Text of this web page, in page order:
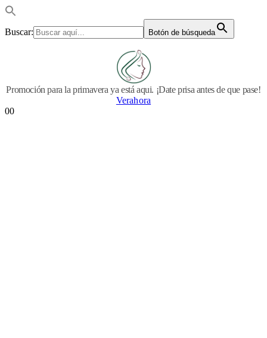
Buscar: Botón de búsqueda
Promoción para la primavera ya está aqui. ¡Date prisa antes de que pase!
Verahora
00